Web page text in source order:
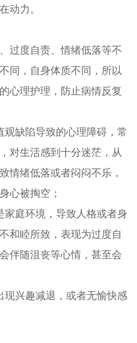
动力。
过度自责、情绪低落等不
同，自身体质不同，所以
心理护理，防止病情反复
缺陷导致的心理障碍，常
对生活感到十分迷茫，从
情绪低落或者闷闷不乐，
心被掏空；
庭环境，导致人格或者身
和睦所致，表现为过度自
伴随沮丧等心情，甚至会
现兴趣减退，或者无愉快感